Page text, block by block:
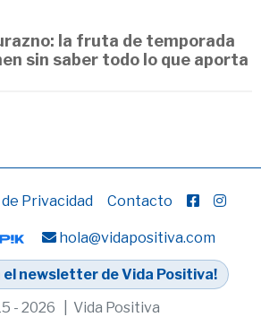
la fruta de temporada
sin saber todo lo que aporta
Privacidad Contacto
hola@vidapositiva.com
el newsletter de Vida Positiva!
- 2026 | Vida Positiva